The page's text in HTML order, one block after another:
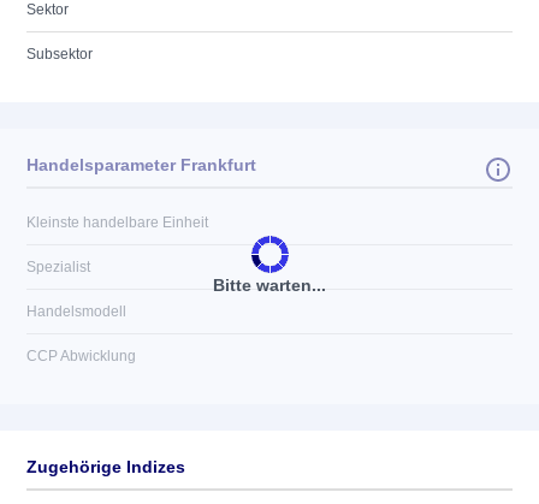
Sektor
Subsektor
Bitte warten...
Handelsparameter Frankfurt
Kleinste handelbare Einheit
Spezialist
Handelsmodell
CCP Abwicklung
Zugehörige Indizes